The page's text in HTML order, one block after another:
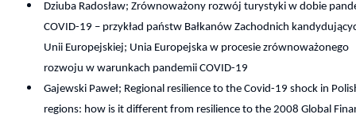
Dziuba Radosław; Zrównoważony rozwój turystyki w dobie
COVID-19 – przykład państw Bałkanów Zachodnich
Unii Europejskiej; Unia Europejska w procesie zrównoważonego
rozwoju w warunkach pandemii COVID-19
Gajewski Paweł; Regional resilience to the Covid-19 shock in
regions: how is it different from resilience to the 2008 Global